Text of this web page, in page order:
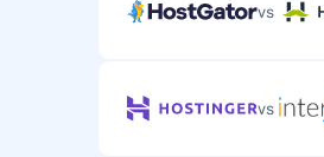
vs
vs